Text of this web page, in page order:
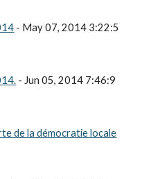
- May 07, 2014 3:22:5
- Jun 05, 2014 7:46:9
de la démocratie locale